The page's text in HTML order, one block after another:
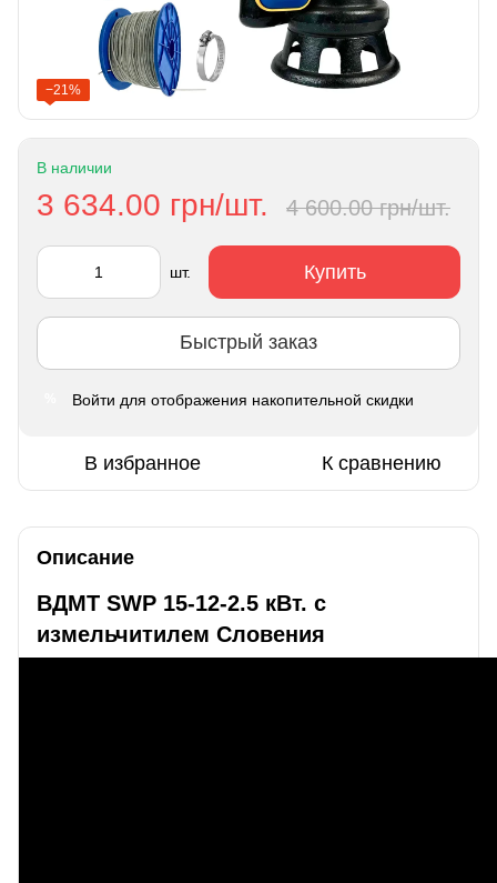
−21%
В наличии
3 634.00 грн/шт. 4 600.00 грн/шт.
шт. Купить
Быстрый заказ
Войти для отображения накопительной скидки
В избранное К сравнению
Описание
ВДМТ SWP 15-12-2.5 кВт. с
измельчитилем Словения